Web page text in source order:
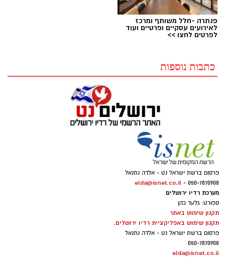
פנתרה -חלל משותף ומרכז
לאירועים עסקיים ופרטיים ועוד
לפרטים לחצו >>
כתבות נוספות
פרסום ברשת ישראל נט - אלדה נתנאל
050-7870908 -
elda@isnet.co.il
מערכת רדיו ירושלים
ספורט: גלעד כהן
תקנון שימוש באתר
תקנון שימוש באפליקציית רדיו ירושלים.
פרסום ברשת ישראל נט - אלדה נתנאל
050-7870908
elda@isnet.co.il